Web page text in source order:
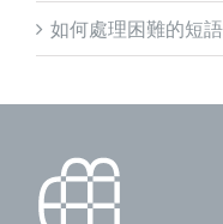
如何處理困難的短